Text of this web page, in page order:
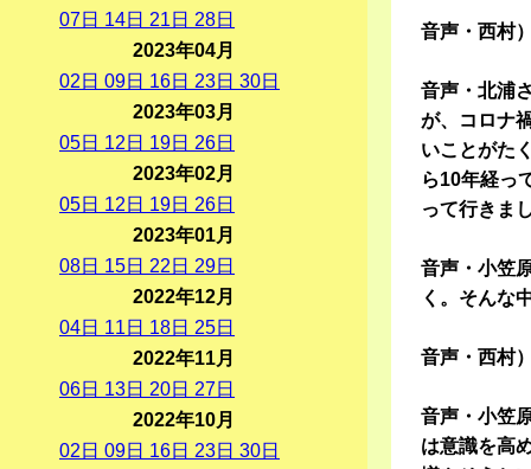
音声・西村
音声・北浦
が、コロナ
いことがた
ら10年経っ
って行きま
音声・小笠
く。そんな
音声・西村
音声・小笠
は意識を高
07日 14日 21 日 28日
2023年04月
02 日 09日 16日 23日 30日
2023年03月
05日 12 日 19日 26日
2023年02月
05日 12 日 19日 26日
2023年01月
08日 15日 22 日 29日
2022年12月
04日 11 日 18日 25日
2022年11月
06日 13日 20日 27日
2022年10月
02 日 09日 16日 23日 30日